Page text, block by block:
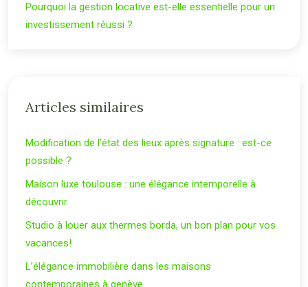
Pourquoi la gestion locative est-elle essentielle pour un
investissement réussi ?
Articles similaires
Modification de l’état des lieux après signature : est-ce
possible ?
Maison luxe toulouse : une élégance intemporelle à
découvrir.
Studio à louer aux thermes borda, un bon plan pour vos
vacances!
L’élégance immobilière dans les maisons
contemporaines à genève